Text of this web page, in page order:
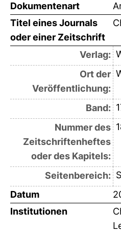
Dokumentenart
Titel eines Journals
oder einer Zeitschrift
Verlag:
Ort der
Veröffentlichung:
Band:
Nummer des
Zeitschriftenheftes
oder des Kapitels:
Seitenbereich:
Datum
Institutionen